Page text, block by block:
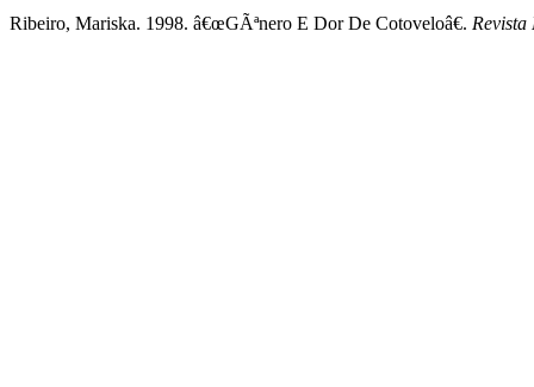
Ribeiro, Mariska. 1998. â€œGÃªnero E Dor De Cotoveloâ€. Revista